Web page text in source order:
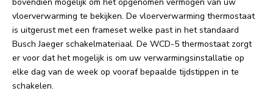
vloerverwarming te bekijken. De vloerverwarming thermostaat
is uitgerust met een frameset welke past in het standaard
Busch Jaeger schakelmateriaal. De WCD-5 thermostaat zorgt
er voor dat het mogelijk is om uw verwarmingsinstallatie op
elke dag van de week op vooraf bepaalde tijdstippen in te
schakelen.